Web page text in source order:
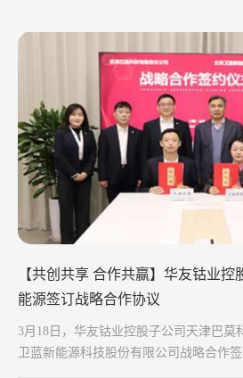
【共创共享 合作共赢】华友钴业
能源签订战略合作协议
3月18日，华友钴业控股子公司天津巴莫
卫蓝新能源科技股份有限公司战略合作签